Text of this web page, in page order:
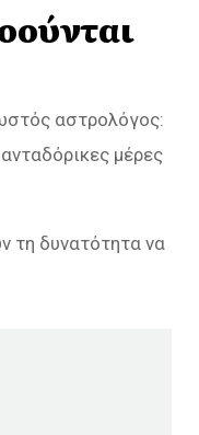
αστρολόγος:
μέρες
τη δυνατότητα να